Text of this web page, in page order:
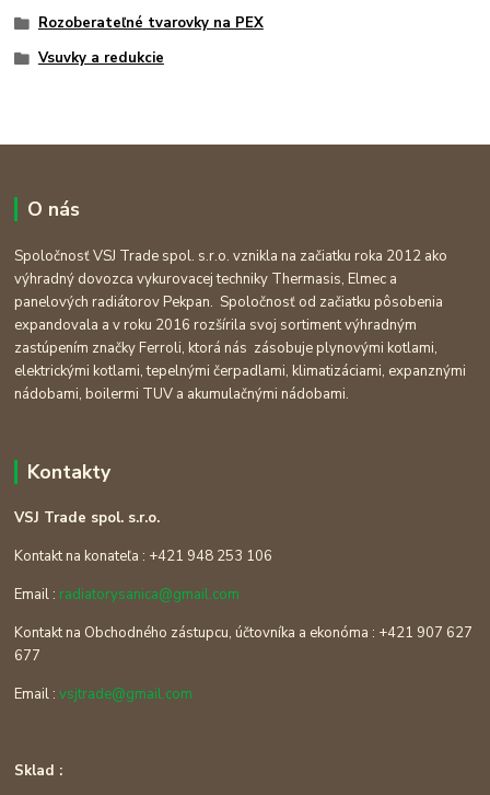
Rozoberateľné tvarovky na PEX
Vsuvky a redukcie
O nás
Spoločnosť VSJ Trade spol. s.r.o. vznikla na začiatku roka 2012 ako
výhradný dovozca vykurovacej techniky Thermasis, Elmec a
panelových radiátorov Pekpan. Spoločnosť od začiatku pôsobenia
expandovala a v roku 2016 rozšírila svoj sortiment výhradným
zastúpením značky Ferroli, ktorá nás zásobuje plynovými kotlami,
elektrickými kotlami, tepelnými čerpadlami, klimatizáciami, expanznými
nádobami, boilermi TUV a akumulačnými nádobami.
Kontakty
VSJ Trade spol. s.r.o.
Kontakt na konateľa : +421 948 253 106
Email : radiatorysanica@gmail.com
Kontakt na Obchodného zástupcu, účtovníka a ekonóma : +421 907 627
677
Email :vsjtrade@gmail.com
Sklad :